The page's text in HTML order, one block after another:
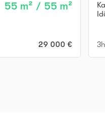
55 m² / 55 m²
29 000 €